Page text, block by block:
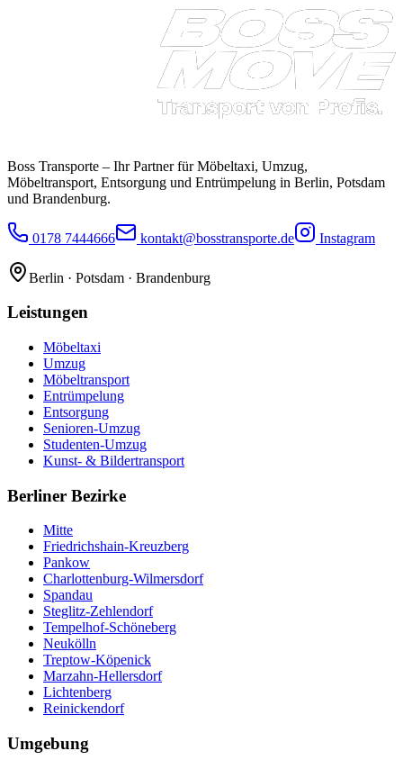
Boss Transporte – Ihr Partner für Möbeltaxi, Umzug,
Möbeltransport, Entsorgung und Entrümpelung in Berlin, Potsdam
und Brandenburg.
0178 7444666 kontakt@bosstransporte.de Instagram
Berlin · Potsdam · Brandenburg
Leistungen
Möbeltaxi
Umzug
Möbeltransport
Entrümpelung
Entsorgung
Senioren-Umzug
Studenten-Umzug
Kunst- & Bildertransport
Berliner Bezirke
Mitte
Friedrichshain-Kreuzberg
Pankow
Charlottenburg-Wilmersdorf
Spandau
Steglitz-Zehlendorf
Tempelhof-Schöneberg
Neukölln
Treptow-Köpenick
Marzahn-Hellersdorf
Lichtenberg
Reinickendorf
Umgebung